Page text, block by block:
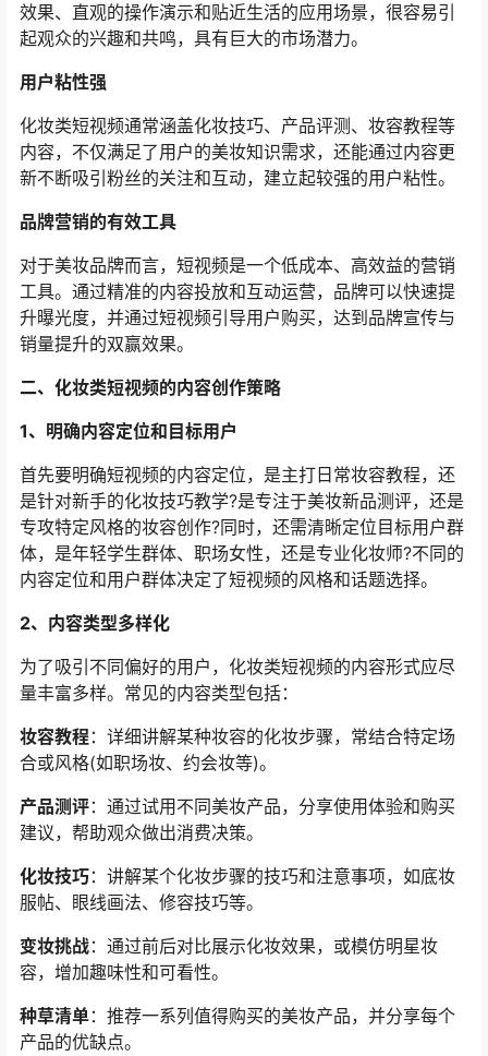
效果、直观的操作演示和贴近生活的应用场景，很容易引
起观众的兴趣和共鸣，具有巨大的市场潜力。
用户粘性强
化妆类短视频通常涵盖化妆技巧、产品评测、妆容教程等
内容，不仅满足了用户的美妆知识需求，还能通过内容更
新不断吸引粉丝的关注和互动，建立起较强的用户粘性。
品牌营销的有效工具
对于美妆品牌而言，短视频是一个低成本、高效益的营销
工具。通过精准的内容投放和互动运营，品牌可以快速提
升曝光度，并通过短视频引导用户购买，达到品牌宣传与
销量提升的双赢效果。
二、化妆类短视频的内容创作策略
1、明确内容定位和目标用户
首先要明确短视频的内容定位，是主打日常妆容教程，还
是针对新手的化妆技巧教学?是专注于美妆新品测评，还是
专攻特定风格的妆容创作?同时，还需清晰定位目标用户群
体，是年轻学生群体、职场女性，还是专业化妆师?不同的
内容定位和用户群体决定了短视频的风格和话题选择。
2、内容类型多样化
为了吸引不同偏好的用户，化妆类短视频的内容形式应尽
量丰富多样。常见的内容类型包括：
妆容教程：详细讲解某种妆容的化妆步骤，常结合特定场
合或风格(如职场妆、约会妆等)。
产品测评：通过试用不同美妆产品，分享使用体验和购买
建议，帮助观众做出消费决策。
化妆技巧：讲解某个化妆步骤的技巧和注意事项，如底妆
服帖、眼线画法、修容技巧等。
变妆挑战：通过前后对比展示化妆效果，或模仿明星妆
容，增加趣味性和可看性。
种草清单：推荐一系列值得购买的美妆产品，并分享每个
产品的优缺点。